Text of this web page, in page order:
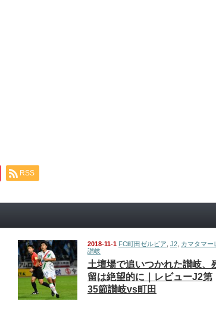
RSS
2018-11-1 FC町田ゼルビア J2 カマタマー
讃岐
土壇場で追いつかれた讃岐、
留は絶望的に｜レビューJ2第
35節讃岐vs町田